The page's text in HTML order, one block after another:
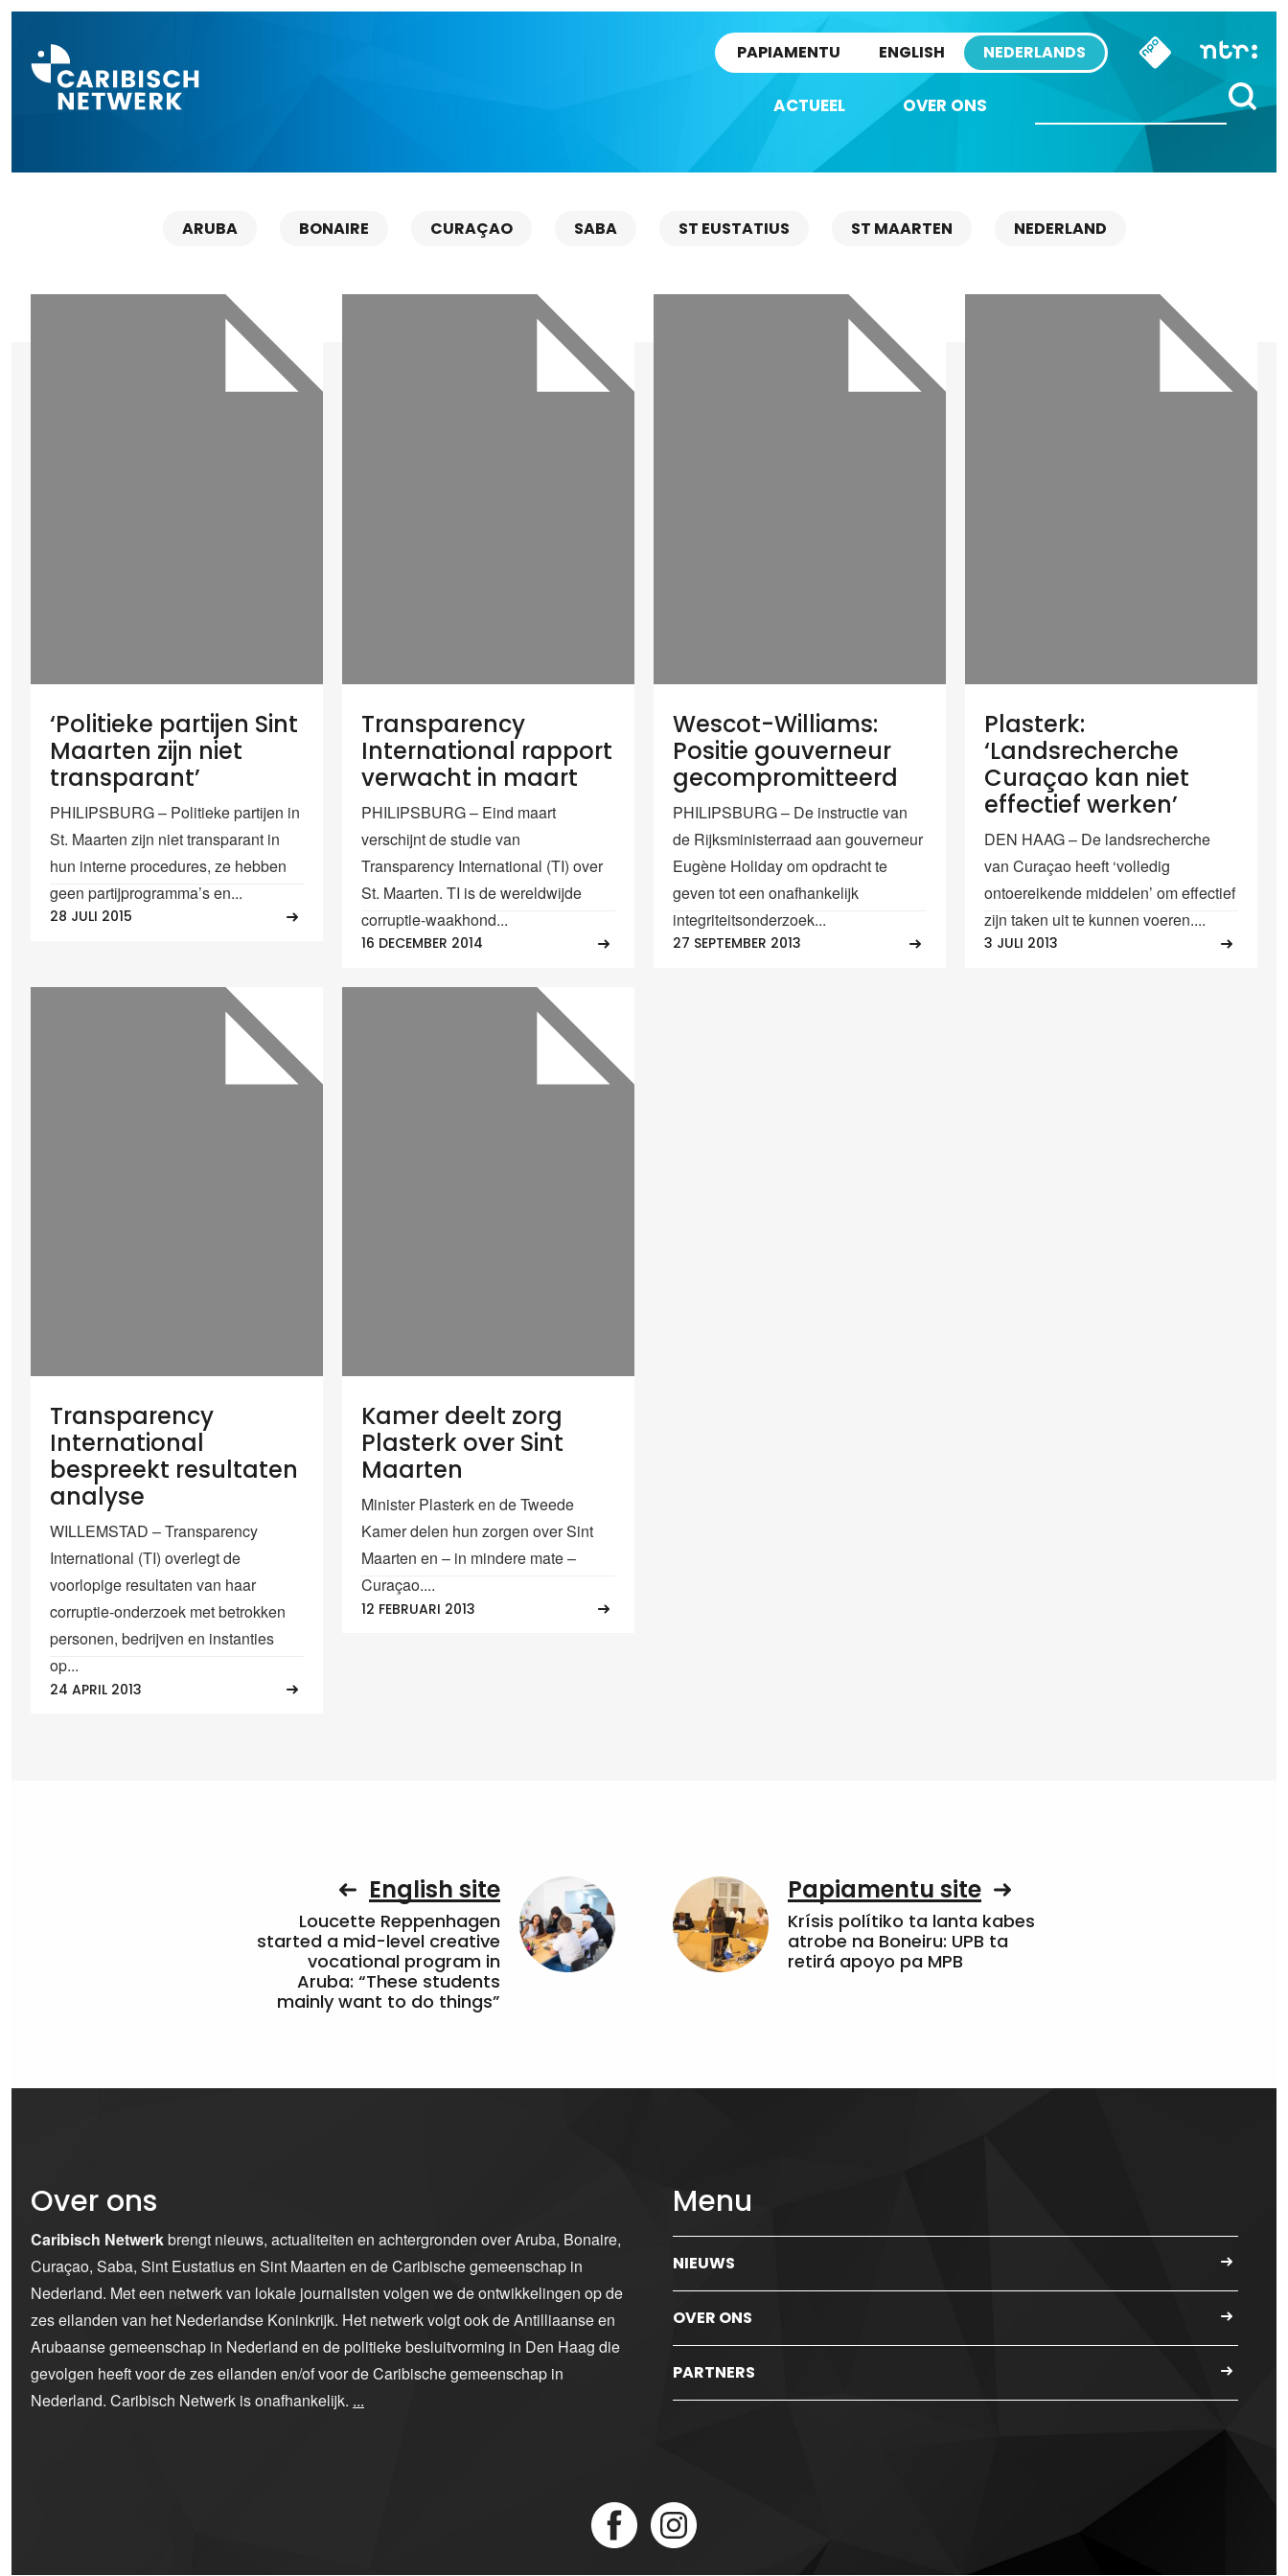
PAPIAMENTU ENGLISH NEDERLANDS
ACTUEEL OVER ONS
ARUBA BONAIRE CURAÇAO SABA ST EUSTATIUS ST MAARTEN NEDERLAND
‘Politieke partijen Sint
Maarten zijn niet
transparant’
PHILIPSBURG – Politieke partijen in
St. Maarten zijn niet transparant in
hun interne procedures, ze hebben
geen partijprogramma’s en...
28 JULI 2015
Transparency
International rapport
verwacht in maart
PHILIPSBURG – Eind maart
verschijnt de studie van
Transparency International (TI) over
St. Maarten. TI is de wereldwijde
corruptie-waakhond...
16 DECEMBER 2014
Wescot-Williams:
Positie gouverneur
gecompromitteerd
PHILIPSBURG – De instructie van
de Rijksministerraad aan gouverneur
Eugène Holiday om opdracht te
geven tot een onafhankelijk
integriteitsonderzoek...
27 SEPTEMBER 2013
Plasterk:
‘Landsrecherche
Curaçao kan niet
effectief werken’
DEN HAAG – De landsrecherche
van Curaçao heeft ‘volledig
ontoereikende middelen’ om effectief
zijn taken uit te kunnen voeren....
3 JULI 2013
Transparency
International
bespreekt resultaten
analyse
WILLEMSTAD – Transparency
International (TI) overlegt de
voorlopige resultaten van haar
corruptie-onderzoek met betrokken
personen, bedrijven en instanties
op...
24 APRIL 2013
Kamer deelt zorg
Plasterk over Sint
Maarten
Minister Plasterk en de Tweede
Kamer delen hun zorgen over Sint
Maarten en – in mindere mate –
Curaçao....
12 FEBRUARI 2013
English site
Loucette Reppenhagen
started a mid-level creative
vocational program in
Aruba: “These students
mainly want to do things”
Papiamentu site
Krísis polítiko ta lanta kabes
atrobe na Boneiru: UPB ta
retirá apoyo pa MPB
Over ons
Caribisch Netwerkbrengt nieuws, actualiteiten en achtergronden over Aruba, Bonaire,
Curaçao, Saba, Sint Eustatius en Sint Maarten en de Caribische gemeenschap in
Nederland. Met een netwerk van lokale journalisten volgen we de ontwikkelingen op de
zes eilanden van het Nederlandse Koninkrijk. Het netwerk volgt ook de Antilliaanse en
Arubaanse gemeenschap in Nederland en de politieke besluitvorming in Den Haag die
gevolgen heeft voor de zes eilanden en/of voor de Caribische gemeenschap in
Nederland. Caribisch Netwerk is onafhankelijk. ...
Menu
NIEUWS
OVER ONS
PARTNERS